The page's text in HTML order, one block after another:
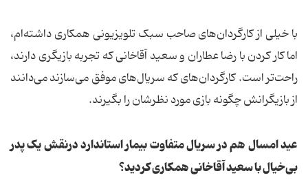
با خیلی از کارگردان‌های صاحب سبک تلویزیونی همکاری داشته‌ام،
اما کار کردن با رضا عطاران و سعید آقاخانی که تجربه بازیگری دارند،
راحت‌تر است. کارگردان‌های که سریال‌های موفق می‌سازند می‌دانند
از بازیگرانش چگونه بازی مورد نظرشان را بگیرند.
عید امسال هم در سریال متفاوت بیمار استاندارد درنقش یک پدر
بی‌خیال با سعید آقاخانی همکاری کردید؟